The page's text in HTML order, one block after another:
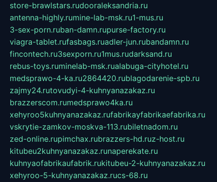
store-brawlstars.rudooraleksandria.ru
antenna-highly.rumine-lab-msk.ru1-mus.ru
3-sex-porn.ruban-damn.rupurse-factory.ru
viagra-tablet.rufasbags.ruadler-jun.rubandamn.ru
fincontech.ru3sexporn.ru1mus.rudarksand.ru
rebus-toys.ruminelab-msk.rualabuga-cityhotel.ru
medsprawo-4-ka.ru2864420.rublagodarenie-spb.ru
zajmy24.rutovudyi-4-kuhnyanazakaz.ru
brazzerscom.rumedsprawo4ka.ru
xehyroo5kuhnyanazakaz.rufabrikayfabrikaefabrika.ru
vskrytie-zamkov-moskva-113.rubiletnadom.ru
zed-online.rupimchax.rubrazzers-hd.ruz-host.ru
kitubeu2kuhnyanazakaz.runaperekate.ru
kuhnyaofabrikaufabrik.rukitubeu-2-kuhnyanazakaz.ru
xehyroo-5-kuhnyanazakaz.rucs-68.ru